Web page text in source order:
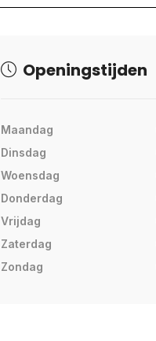
Openingstijden
Maandag
Dinsdag
Woensdag
Donderdag
Vrijdag
Zaterdag
Zondag